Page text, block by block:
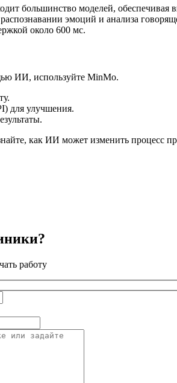
большинство моделей, обеспечивая
эмоций и анализа
около 600 мс.
ИИ, используйте MinMo.
для улучшения.
как ИИ может изменить процесс
работу